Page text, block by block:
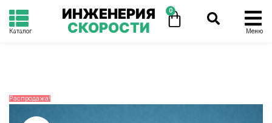
Каталог
ИНЖЕНЕРИЯ
СКОРОСТИ
0
Меню
Распродажа!